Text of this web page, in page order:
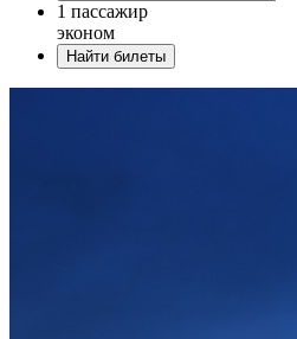
1 пассажир
эконом
Найти билеты